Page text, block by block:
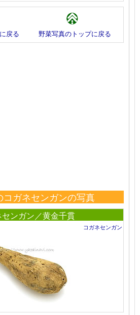
戻る 野菜写真のトップに戻る
コガネセンガンの写真
センガン／黄金千貫
コガネセンガン